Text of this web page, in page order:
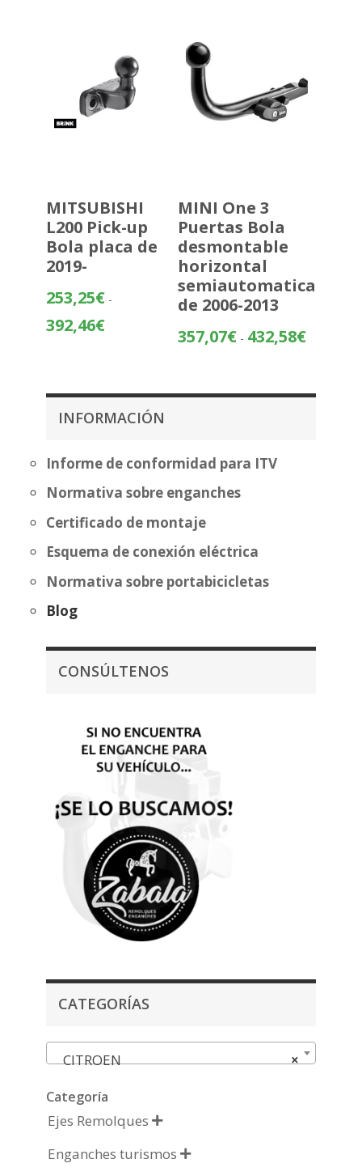
MITSUBISHI
L200 Pick-up
Bola placa de
2019-
253,25€ -
392,46€Rango
253,25€
hasta
MINI One 3
Puertas Bola
desmontable
horizontal
semiautomatica
de 2006-2013
357,07€ - 432,58€Rango
INFORMACIÓN
Informe de conformidad para ITV
Normativa sobre enganches
Certificado de montaje
Esquema de conexión eléctrica
Normativa sobre portabicicletas
Blog
CONSÚLTENOS
CATEGORÍAS
×
CITROEN
Categoría
Ejes Remolques 
Enganches turismos 